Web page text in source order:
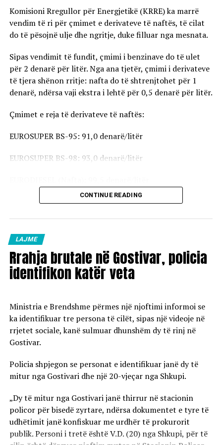
Komisioni Rregullor për Energjetikë (KRRE) ka marrë
vendim të ri për çmimet e derivateve të naftës, të cilat
do të pësojnë ulje dhe ngritje, duke filluar nga mesnata.
Sipas vendimit të fundit, çmimi i benzinave do të ulet
për 2 denarë për litër. Nga ana tjetër, çmimi i derivateve
të tjera shënon rritje: nafta do të shtrenjtohet për 1
denarë, ndërsa vaji ekstra i lehtë për 0,5 denarë për litër.
Çmimet e reja të derivateve të naftës:
EUROSUPER BS-95: 91,0 denarë/litër
EUROSUPER BS-98: 93,0 denarë/litër
Vaji ekstra i lehtë (EL-1): 98,5 denarë/litër
vlejnë në të gjitha pikat e karburanteve në vend.
CONTINUE READING
LAJME
Rrahja brutale në Gostivar, policia
identifikon katër veta
Ministria e Brendshme përmes një njoftimi informoi se
ka identifikuar tre persona të cilët, sipas një videoje në
rrjetet sociale, kanë sulmuar dhunshëm dy të rinj në
Gostivar.
Policia shpjegon se personat e identifikuar janë dy të
mitur nga Gostivari dhe një 20-vjeçar nga Shkupi.
„Dy të mitur nga Gostivari janë thirrur në stacionin
policor për bisedë zyrtare, ndërsa dokumentet e tyre të
udhëtimit janë konfiskuar me urdhër të prokurorit
publik. Personi i tretë është V.D. (20) nga Shkupi, për të